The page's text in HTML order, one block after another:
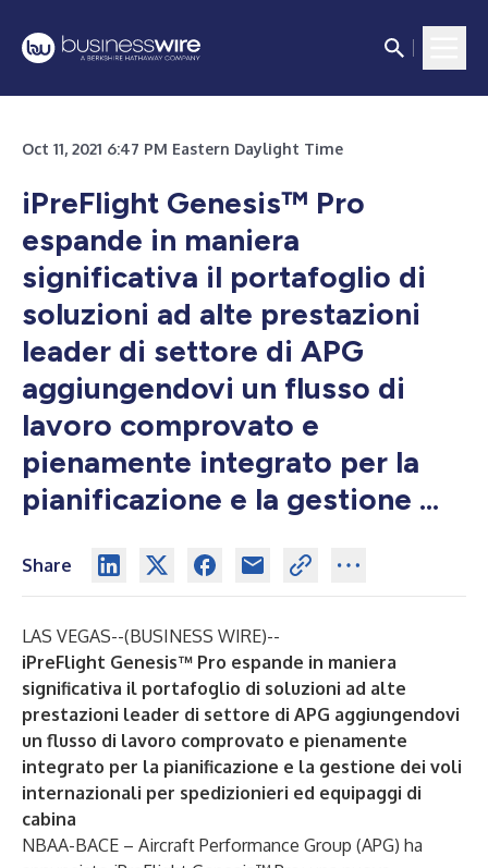
Oct 11, 2021 6:47 PM Eastern Daylight Time
iPreFlight Genesis™ Pro
espande in maniera
significativa il portafoglio di
soluzioni ad alte prestazioni
leader di settore di APG
aggiungendovi un flusso di
lavoro comprovato e
pienamente integrato per la
pianificazione e la gestione ...
Share
LAS VEGAS--(BUSINESS WIRE)--
iPreFlight Genesis™ Pro espande in maniera
significativa il portafoglio di soluzioni ad alte
prestazioni leader di settore di APG aggiungendovi
un flusso di lavoro comprovato e pienamente
integrato per la pianificazione e la gestione dei voli
internazionali per spedizionieri ed equipaggi di
cabina
NBAA-BACE – Aircraft Performance Group (APG) ha